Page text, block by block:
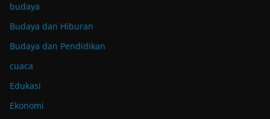
budaya
Budaya dan Hiburan
Budaya dan Pendidikan
cuaca
Edukasi
Ekonomi